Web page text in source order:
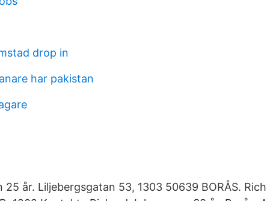
drop in
har pakistan
25 år. Liljebergsgatan 53, 1303 50639 BORÅS.